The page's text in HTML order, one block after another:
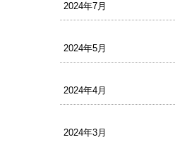
2024年7月
2024年5月
2024年4月
2024年3月